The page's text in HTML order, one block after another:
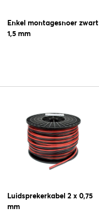
Enkel montagesnoer zwart
1,5 mm
Luidsprekerkabel 2 x 0,75
mm